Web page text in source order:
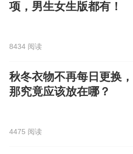
项，男生女生版都有！
8434 阅读
秋冬衣物不再每日更换，
那究竟应该放在哪？
4475 阅读